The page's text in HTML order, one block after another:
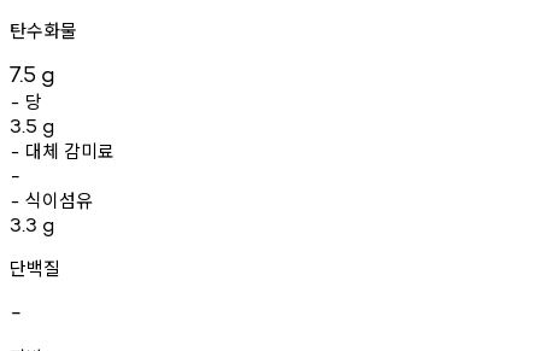
탄수화물
7.5 g
- 당
3.5 g
- 대체 감미료
-
- 식이섬유
3.3 g
단백질
-